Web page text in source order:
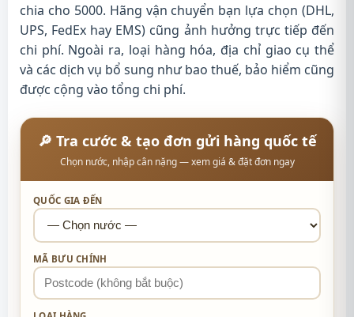
chia cho 5000. Hãng vận chuyển bạn lựa chọn (DHL,
UPS, FedEx hay EMS) cũng ảnh hưởng trực tiếp đến
chi phí. Ngoài ra, loại hàng hóa, địa chỉ giao cụ thể
và các dịch vụ bổ sung như bao thuế, bảo hiểm cũng
được cộng vào tổng chi phí.
🔎 Tra cước & tạo đơn gửi hàng quốc tế
Chọn nước, nhập cân nặng — xem giá & đặt đơn ngay
QUỐC GIA ĐẾN
MÃ BƯU CHÍNH